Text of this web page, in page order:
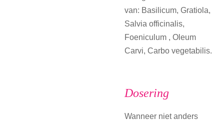
van: Basilicum, Gratiola,
Salvia officinalis,
Foeniculum , Oleum
Carvi, Carbo vegetabilis.
Dosering
Wanneer niet anders